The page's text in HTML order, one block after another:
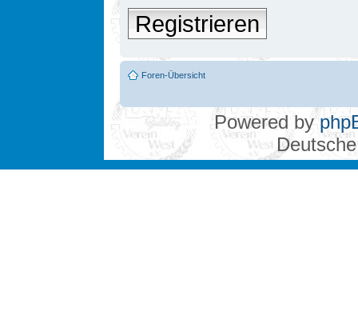
Registrieren
Foren-Übersicht
Powered by